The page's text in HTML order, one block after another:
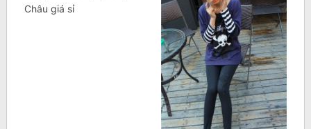
Châu giá sỉ